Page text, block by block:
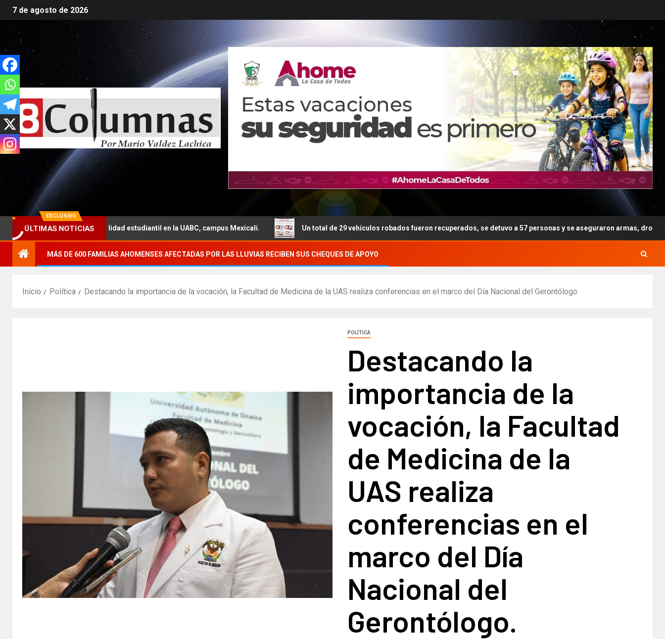
7 de agosto de 2026
EXCLUSIVO
ÚLTIMAS NOTICIAS
con la movilidad estudiantil en la UABC, campus Mexicali. Un total de 29 vehículos robados fueron recuperados, se detuvo a 57 personas y se aseguraron armas, drogas y explosivos por
MÁS DE 600 FAMILIAS AHOMENSES AFECTADAS POR LAS LLUVIAS RECIBEN SUS CHEQUES DE APOYO
Inicio Política Destacando la importancia de la vocación, la Facultad de Medicina de la UAS realiza conferencias en el marco del Día Nacional del Gerontólogo.
POLÍTICA
Destacando la
importancia de la
vocación, la Facultad
de Medicina de la
UAS realiza
conferencias en el
marco del Día
Nacional del
Gerontólogo.